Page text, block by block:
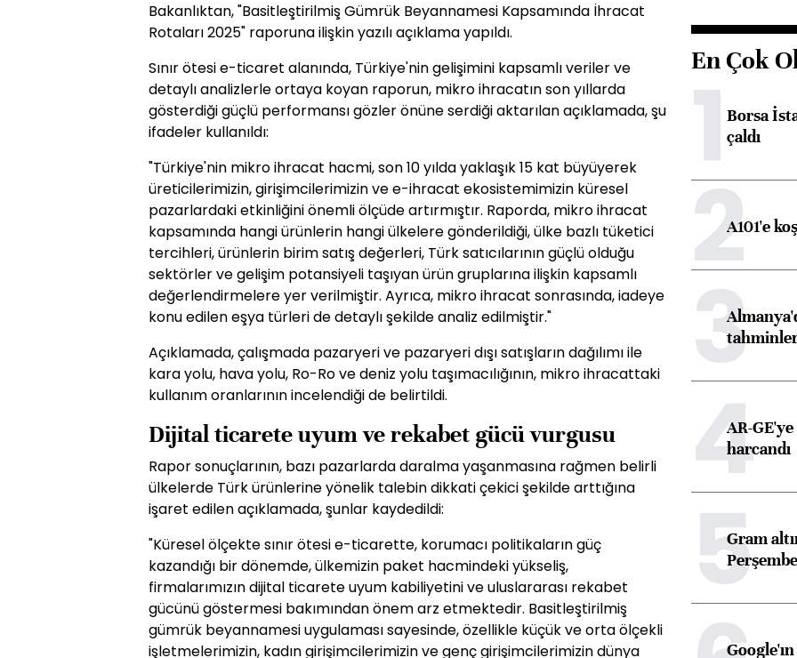
Bakanlıktan, "Basitleştirilmiş Gümrük Beyannamesi Kapsamında İhracat
Rotaları 2025" raporuna ilişkin yazılı açıklama yapıldı.
Sınır ötesi e-ticaret alanında, Türkiye'nin gelişimini kapsamlı veriler ve
detaylı analizlerle ortaya koyan raporun, mikro ihracatın son yıllarda
gösterdiği güçlü performansı gözler önüne serdiği aktarılan açıklamada, şu
ifadeler kullanıldı:
"Türkiye'nin mikro ihracat hacmi, son 10 yılda yaklaşık 15 kat büyüyerek
üreticilerimizin, girişimcilerimizin ve e-ihracat ekosistemimizin küresel
pazarlardaki etkinliğini önemli ölçüde artırmıştır. Raporda, mikro ihracat
kapsamında hangi ürünlerin hangi ülkelere gönderildiği, ülke bazlı tüketici
tercihleri, ürünlerin birim satış değerleri, Türk satıcılarının güçlü olduğu
sektörler ve gelişim potansiyeli taşıyan ürün gruplarına ilişkin kapsamlı
değerlendirmelere yer verilmiştir. Ayrıca, mikro ihracat sonrasında, iadeye
konu edilen eşya türleri de detaylı şekilde analiz edilmiştir."
Açıklamada, çalışmada pazaryeri ve pazaryeri dışı satışların dağılımı ile
kara yolu, hava yolu, Ro-Ro ve deniz yolu taşımacılığının, mikro ihracattaki
kullanım oranlarının incelendiği de belirtildi.
Dijital ticarete uyum ve rekabet gücü vurgusu
Rapor sonuçlarının, bazı pazarlarda daralma yaşanmasına rağmen belirli
ülkelerde Türk ürünlerine yönelik talebin dikkati çekici şekilde arttığına
işaret edilen açıklamada, şunlar kaydedildi:
"Küresel ölçekte sınır ötesi e-ticarette, korumacı politikaların güç
kazandığı bir dönemde, ülkemizin paket hacmindeki yükseliş,
firmalarımızın dijital ticarete uyum kabiliyetini ve uluslararası rekabet
gücünü göstermesi bakımından önem arz etmektedir. Basitleştirilmiş
gümrük beyannamesi uygulaması sayesinde, özellikle küçük ve orta ölçekli
işletmelerimizin, kadın girişimcilerimizin ve genç girişimcilerimizin dünya
En Çok
1Borsa
çaldı
2A101'e
3
4
AR-
harcandı
5
Gram